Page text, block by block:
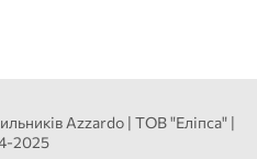
Azzardo | ТОВ "Еліпса" |
2025